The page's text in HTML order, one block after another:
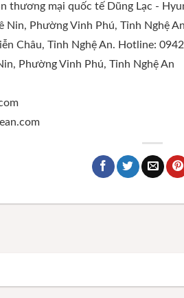
thương mại quốc tế Dũng Lạc -
Nin, Phường Vinh Phú, Tỉnh Nghệ An
Châu, Tỉnh Nghệ An. Hotline:
Phường Vinh Phú, Tỉnh Nghệ An